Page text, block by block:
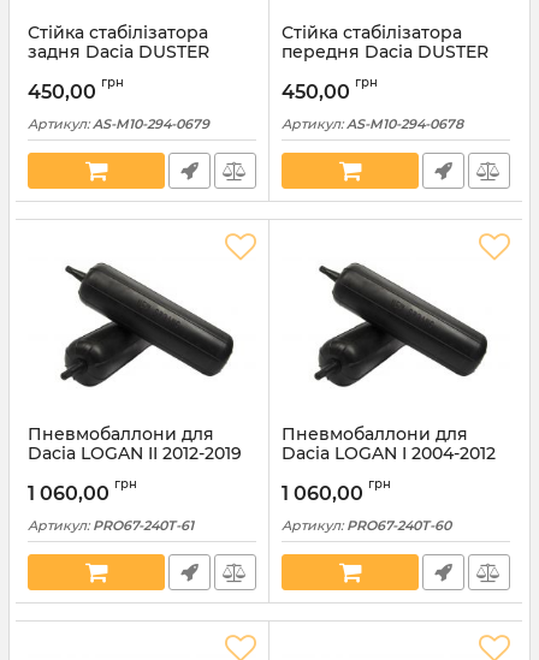
Стійка стабілізатора
задня Dacia DUSTER
AS (AS-M10-294-0679)
450,00 грн
Артикул: AS-M10-294-0679
Стійка стабілізатора
передня Dacia DUSTER
AS (AS-M10-294-0678)
450,00 грн
Артикул: AS-M10-294-0678
Пневмобаллони для
Dacia LOGAN II 2012-2019
вентилем (PRO67-240T-
1 060,00 грн
Артикул: PRO67-240T-61
Пневмобаллони для
Dacia LOGAN I 2004-2012
вентилем (PRO67-240T-
1 060,00 грн
Артикул: PRO67-240T-60